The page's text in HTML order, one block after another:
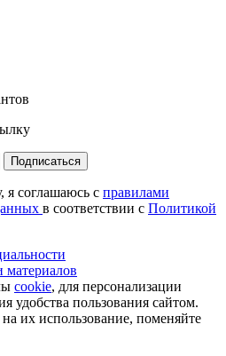
Подписаться
я соглашаюсь с правилами
в соответствии с Политикой
материалов
cookie, для персонализации
удобства пользования сайтом.
их использование, поменяйте